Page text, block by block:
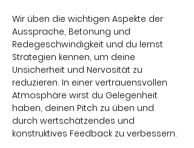
Wir üben die wichtigen Aspekte der
Aussprache, Betonung und
Redegeschwindigkeit und du lernst
Strategien kennen, um deine
Unsicherheit und Nervosität zu
reduzieren. In einer vertrauensvollen
Atmosphäre wirst du Gelegenheit
haben, deinen Pitch zu üben und
durch wertschätzendes und
konstruktives Feedback zu verbessern.